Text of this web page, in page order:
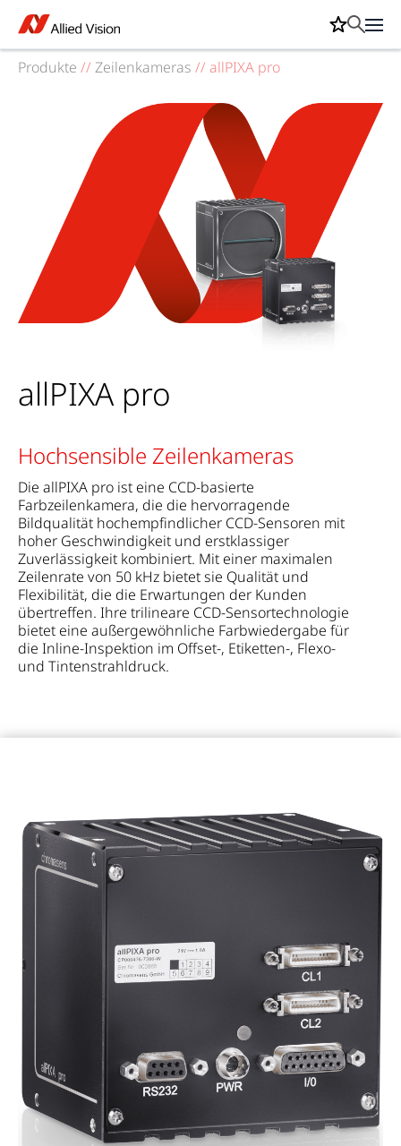
Produkte // Zeilenkameras // allPIXA pro
allPIXA pro
Hochsensible Zeilenkameras
Die allPIXA pro ist eine CCD-basierte
Farbzeilenkamera, die die hervorragende
Bildqualität hochempfindlicher CCD-Sensoren mit
hoher Geschwindigkeit und erstklassiger
Zuverlässigkeit kombiniert. Mit einer maximalen
Zeilenrate von 50 kHz bietet sie Qualität und
Flexibilität, die die Erwartungen der Kunden
übertreffen. Ihre trilineare CCD-Sensortechnologie
bietet eine außergewöhnliche Farbwiedergabe für
die Inline-Inspektion im Offset-, Etiketten-, Flexo-
und Tintenstrahldruck.